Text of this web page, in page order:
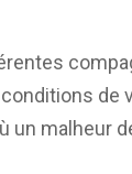
de
un malheur